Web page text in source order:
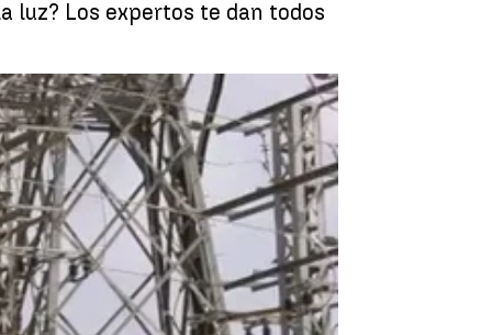
luz? Los expertos te dan todos
la subida del precio de la luz? |Antena 3 Noticias